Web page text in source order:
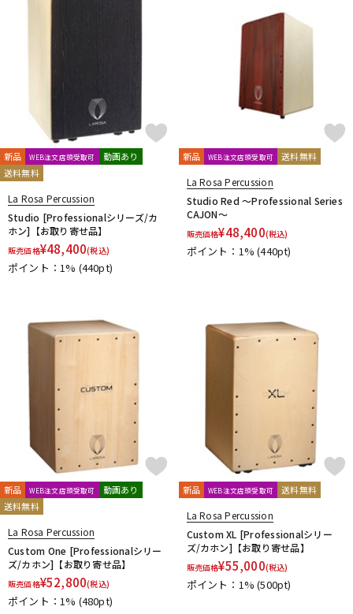
楽器アクセサリ
ヴィンテージ
新品 WEB注文店頭受取可
動画あり
送料無料
La Rosa Percussion
Studio [Professionalシリーズ/カ
ホン]【お取り寄せ品】
販売価格¥48,400(税込)
ポイント：1% (440pt)
新品 WEB注文店頭受取可 送料無料
La Rosa Percussion
Studio Red ～Professional Series
CAJON～
販売価格¥48,400(税込)
ポイント：1%(440pt)
新品 WEB注文店頭受取可
動画あり
送料無料
La Rosa Percussion
Custom One [Professionalシリー
ズ/カホン]【お取り寄せ品】
販売価格¥52,800(税込)
ポイント：1% (480pt)
新品 WEB注文店頭受取可 送料無料
La Rosa Percussion
Custom XL [Professionalシリー
ズ/カホン]【お取り寄せ品】
販売価格¥55,000(税込)
ポイント：1%(500pt)